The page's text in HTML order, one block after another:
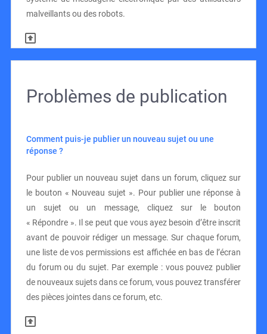
malveillants ou des robots.
Problèmes de publication
Comment puis-je publier un nouveau sujet ou une
réponse ?
Pour publier un nouveau sujet dans un forum, cliquez sur
le bouton « Nouveau sujet ». Pour publier une réponse à
un sujet ou un message, cliquez sur le bouton
« Répondre ». Il se peut que vous ayez besoin d’être inscrit
avant de pouvoir rédiger un message. Sur chaque forum,
une liste de vos permissions est affichée en bas de l’écran
du forum ou du sujet. Par exemple : vous pouvez publier
de nouveaux sujets dans ce forum, vous pouvez transférer
des pièces jointes dans ce forum, etc.